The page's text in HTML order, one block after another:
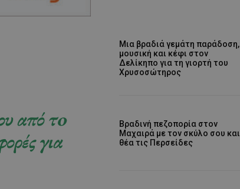
από τo
για
Μια βραδιά γεμάτη παράδοση,
μουσική και κέφι στον
Δελίκηπο για τη γιορτή του
Χρυσοσώτηρος
Βραδινή πεζοπορία στον
Μαχαιρά με τον σκύλο σου και
θέα τις Περσείδες